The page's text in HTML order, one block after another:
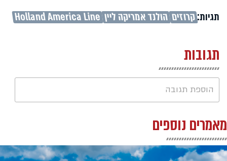
תגיות:קרוזים הולנד אמריקה ליין Holland America Line
תגובות
הוספת תגובה
מאמרים נוספים